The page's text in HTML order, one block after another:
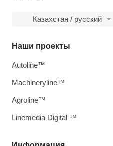
Казахстан / русский
Наши проекты
Autoline™
Machineryline™
Agroline™
Linemedia Digital ™